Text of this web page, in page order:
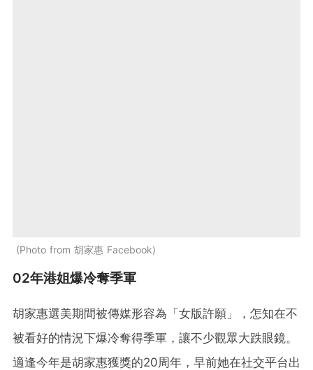
Photo from 胡家惠 Facebook
02年港姐爆冷奪季軍
胡家惠選美期間被傳媒形容為「女版許願」，怎知在不
被看好的情況下爆冷奪得季軍，讓不少觀眾大跌眼鏡。
適逢今年是胡家惠獲獎的20周年，早前她在社交平台出